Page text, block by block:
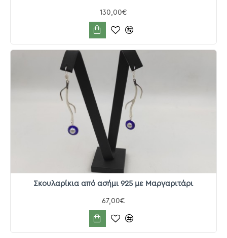
130,00€
Σκουλαρίκια από ασήμι 925 με Μαργαριτάρι
67,00€